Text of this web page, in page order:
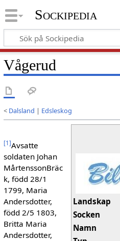
Sockipedia
Vågerud
< Dalsland | Edsleskog
Landskap
Socken
Namn
[1 ]Avsatte
soldaten Johan
MårtenssonBräc
k, född 28/1
1799, Maria
Andersdotter,
född 2/5 1803,
Britta Maria
Andersdotter,